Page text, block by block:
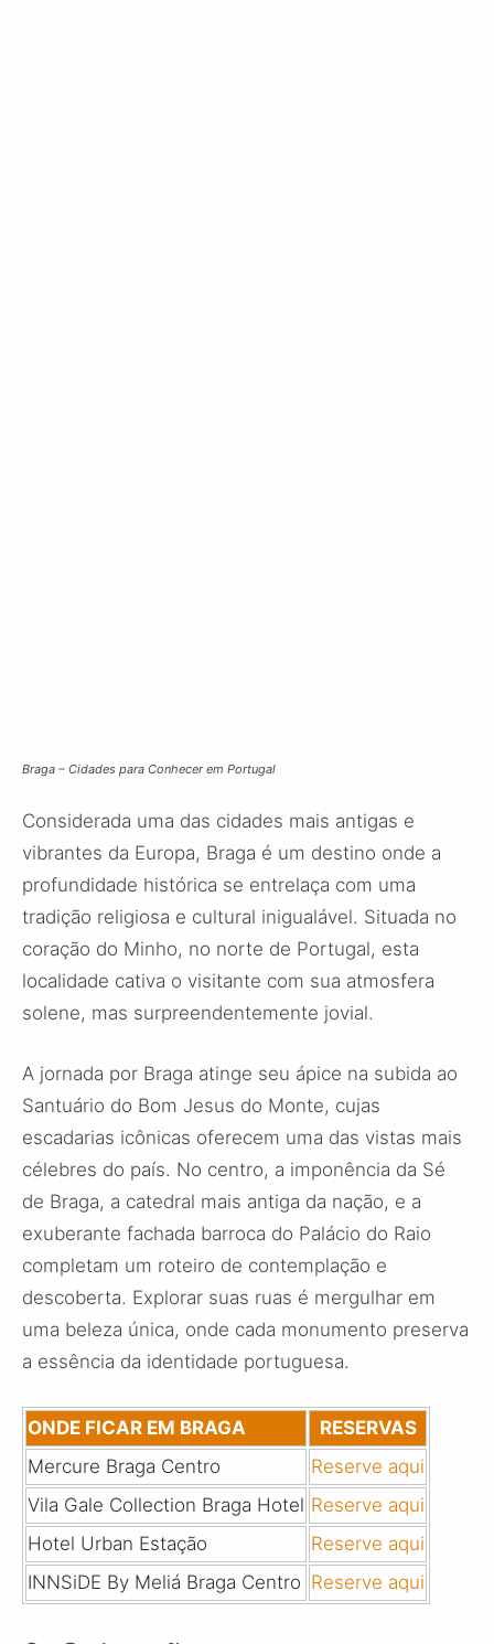
Braga – Cidades para Conhecer em Portugal
Considerada uma das cidades mais antigas e
vibrantes da Europa, Braga é um destino onde a
profundidade histórica se entrelaça com uma
tradição religiosa e cultural inigualável. Situada no
coração do Minho, no norte de Portugal, esta
localidade cativa o visitante com sua atmosfera
solene, mas surpreendentemente jovial.
A jornada por Braga atinge seu ápice na subida ao
Santuário do Bom Jesus do Monte, cujas
escadarias icônicas oferecem uma das vistas mais
célebres do país. No centro, a imponência da Sé
de Braga, a catedral mais antiga da nação, e a
exuberante fachada barroca do Palácio do Raio
completam um roteiro de contemplação e
descoberta. Explorar suas ruas é mergulhar em
uma beleza única, onde cada monumento preserva
a essência da identidade portuguesa.
ONDE FICAR EM BRAGA
RESERVAS
Mercure Braga Centro
Reserve aqui
Vila Gale Collection Braga Hotel Reserve aqui
Hotel Urban Estação
Reserve aqui
INNSiDE By Meliá Braga Centro Reserve aqui